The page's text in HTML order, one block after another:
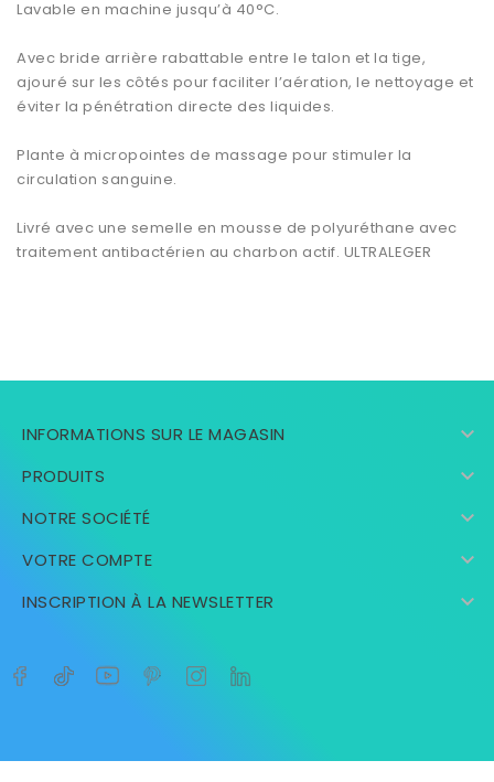
Lavable en machine jusqu’à 40°C.
Avec bride arrière rabattable entre le talon et la tige,
ajouré sur les côtés pour faciliter l’aération, le nettoyage et
éviter la pénétration directe des liquides.
Plante à micropointes de massage pour stimuler la
circulation sanguine.
Livré avec une semelle en mousse de polyuréthane avec
traitement antibactérien au charbon actif. ULTRALEGER
INFORMATIONS SUR LE MAGASIN 
PRODUITS 
NOTRE SOCIÉTÉ 
VOTRE COMPTE 
INSCRIPTION À LA NEWSLETTER 